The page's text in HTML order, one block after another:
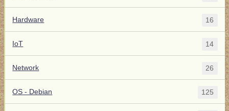
Hardware 16
IoT 14
Network 26
OS - Debian 125